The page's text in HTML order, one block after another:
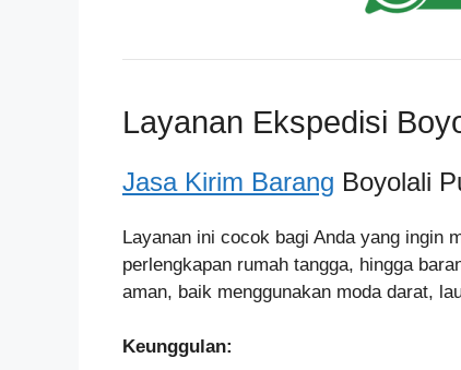
Layanan Ekspedisi
Jasa Kirim Barang Boyolali
Layanan ini cocok bagi Anda yang ingin
perlengkapan rumah tangga, hingga
aman, baik menggunakan moda darat,
Keunggulan: